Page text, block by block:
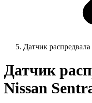
Датчик распредвала
Датчик
Nissan